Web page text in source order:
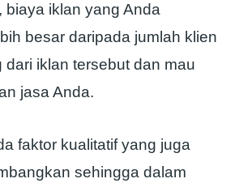
biaya iklan yang Anda
besar daripada jumlah klien
dari iklan tersebut dan mau
jasa Anda.
faktor kualitatif yang juga
sehingga dalam